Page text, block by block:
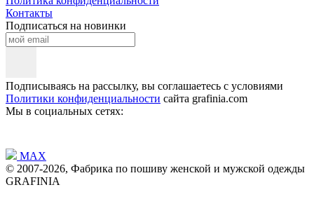
Контакты
Подписаться на новинки
Подписываясь на рассылку, вы соглашаетесь с условиями
Политики конфиденциальности сайта grafinia.com
Мы в социальных сетях:
MAX
© 2007-2026, Фабрика по пошиву женской и мужской одежды
GRAFINIA